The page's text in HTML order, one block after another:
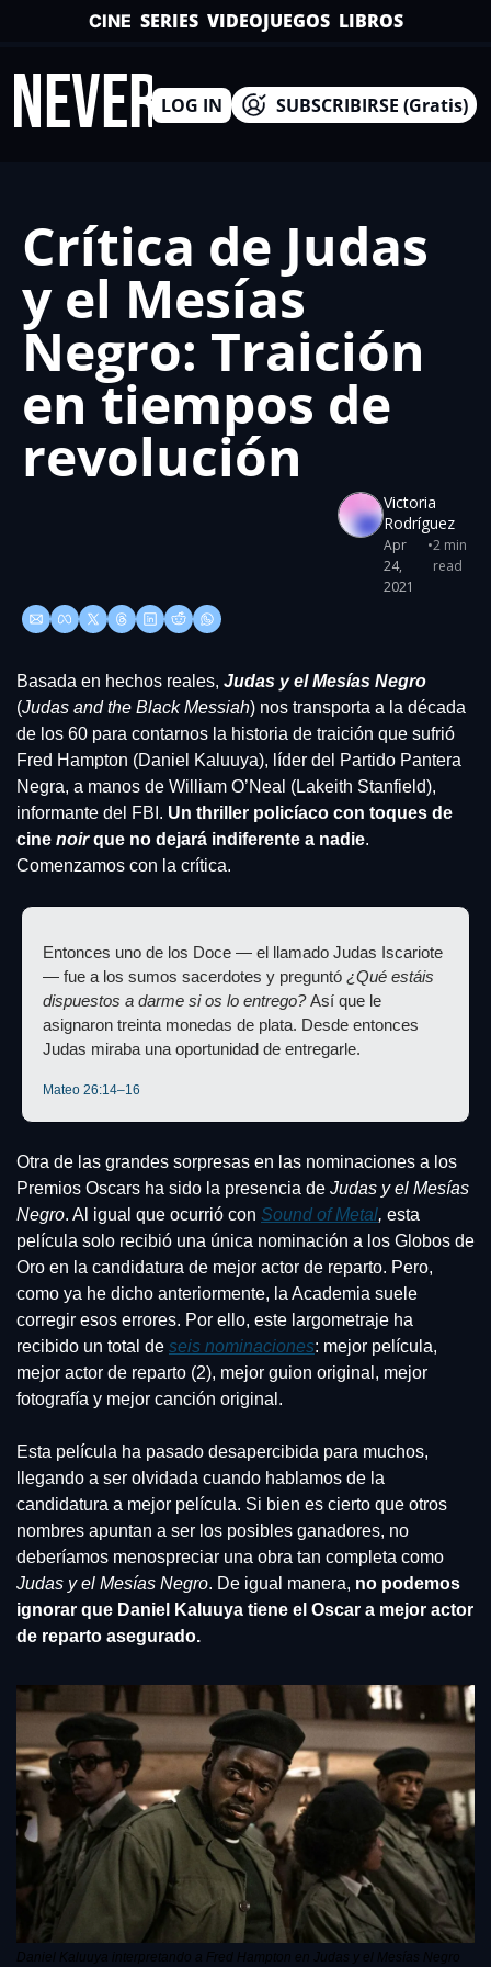
CINE SERIES VIDEOJUEGOS LIBROS
LOG IN SUBSCRIBIRSE (Gratis)
Crítica de Judas
y el Mesías
Negro: Traición
en tiempos de
revolución
Victoria
Rodríguez
Apr
24,
2021
•2 min
read
Basada en hechos reales, Judas y el Mesías Negro
(Judas and the Black Messiah) nos transporta a la década
de los 60 para contarnos la historia de traición que sufrió
Fred Hampton (Daniel Kaluuya), líder del Partido Pantera
Negra, a manos de William O’Neal (Lakeith Stanfield),
informante del FBI. Un thriller policíaco con toques de
cine noir que no dejará indiferente a nadie.
Comenzamos con la crítica.
Entonces uno de los Doce — el llamado Judas Iscariote
— fue a los sumos sacerdotes y preguntó ¿Qué estáis
dispuestos a darme si os lo entrego? Así que le
asignaron treinta monedas de plata. Desde entonces
Judas miraba una oportunidad de entregarle.
Mateo 26:14–16
Otra de las grandes sorpresas en las nominaciones a los
Premios Oscars ha sido la presencia de Judas y el Mesías
Negro. Al igual que ocurrió con Sound of Metal, esta
película solo recibió una única nominación a los Globos de
Oro en la candidatura de mejor actor de reparto. Pero,
como ya he dicho anteriormente, la Academia suele
corregir esos errores. Por ello, este largometraje ha
recibido un total de seis nominaciones: mejor película,
mejor actor de reparto (2), mejor guion original, mejor
fotografía y mejor canción original.
Esta película ha pasado desapercibida para muchos,
llegando a ser olvidada cuando hablamos de la
candidatura a mejor película. Si bien es cierto que otros
nombres apuntan a ser los posibles ganadores, no
Judas y el Mesías Negro. De igual manera, no podemos
ignorar que Daniel Kaluuya tiene el Oscar a mejor actor
de reparto asegurado.
Daniel Kaluuya interpretando a Fred Hampton en Judas y el Mesías Negro